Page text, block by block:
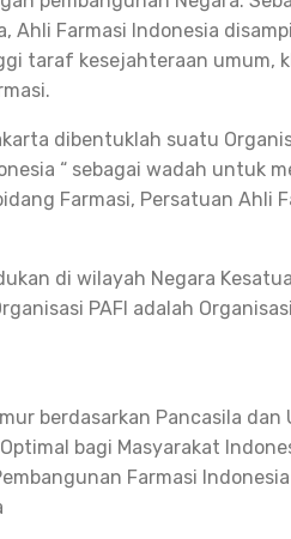
Ahli Farmasi Indonesia
taraf kesejahteraan umum,
dibentuklah suatu
“ sebagai wadah untuk
Farmasi, Persatuan Ahli
di wilayah Negara
PAFI adalah
berdasarkan Pancasila dan
bagi Masyarakat
Farmasi Indonesia